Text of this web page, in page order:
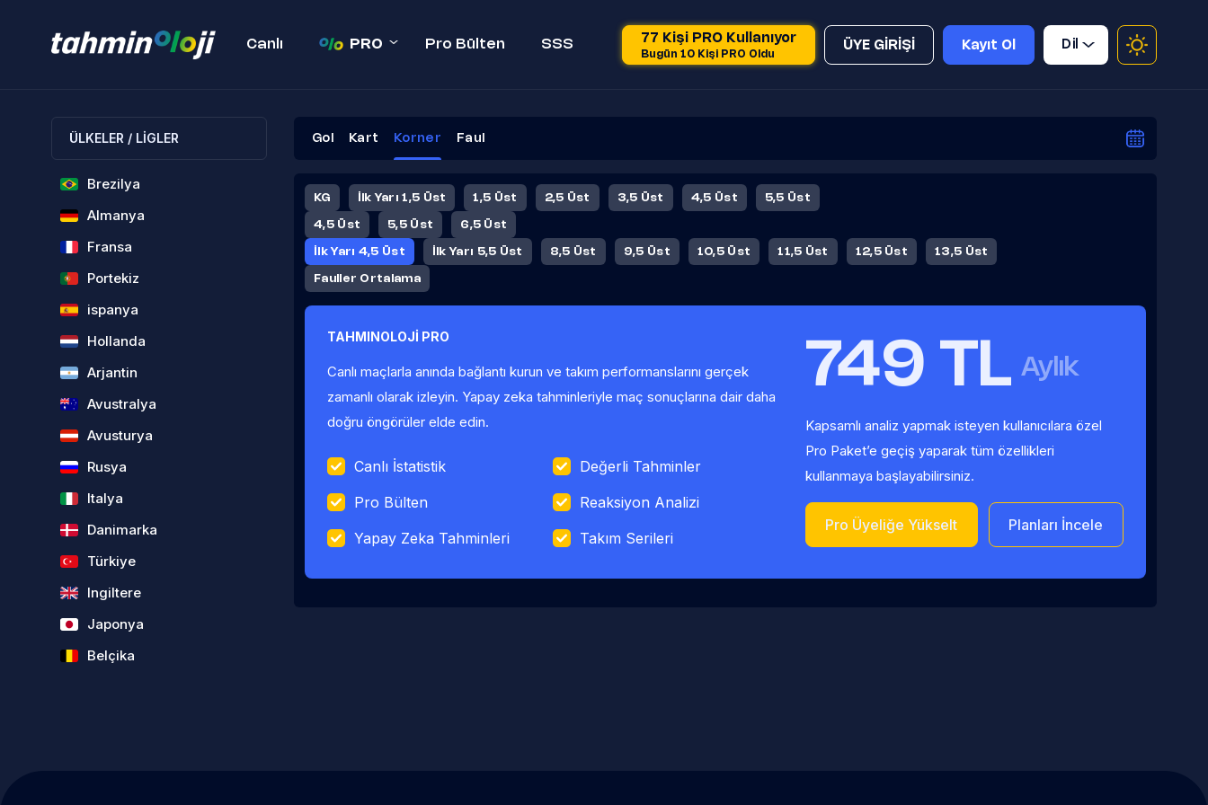
Canlı PRO Pro Bülten SSS 77 Kişi PRO Kullanıyor
Bugün 10 Kişi PRO Oldu
ÜYE GİRİŞİ Kayıt Ol Dil
ÜLKELER / LİGLER
Brezilya
Almanya
Fransa
Portekiz
ispanya
Hollanda
Arjantin
Avustralya
Avusturya
Rusya
Italya
Danimarka
Türkiye
Ingiltere
Japonya
Belçika
Gol Kart Korner Faul
KG İlk Yarı 1,5 Üst 1,5 Üst 2,5 Üst 3,5 Üst 4,5 Üst 5,5 Üst
4,5 Üst 5,5 Üst 6,5 Üst
İlk Yarı 4,5 Üst İlk Yarı 5,5 Üst 8,5 Üst 9,5 Üst 10,5 Üst 11,5 Üst 12,5 Üst 13,5 Üst
Fauller Ortalama
TAHMINOLOJİ PRO
Canlı maçlarla anında bağlantı kurun ve takım performanslarını gerçek
zamanlı olarak izleyin. Yapay zeka tahminleriyle maç sonuçlarına dair daha
doğru öngörüler elde edin.
Canlı İstatistik
Değerli Tahminler
Pro Bülten
Reaksiyon Analizi
Yapay Zeka Tahminleri
Takım Serileri
749 TL Aylık
Kapsamlı analiz yapmak isteyen kullanıcılara özel
Pro Paket’e geçiş yaparak tüm özellikleri
kullanmaya başlayabilirsiniz.
Pro Üyeliğe Yükselt Planları İncele